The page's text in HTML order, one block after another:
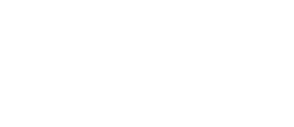
亡的消息。萨姆与她体贴的丈夫布雷迪、关系疏远
，得男主人石桥留宿，却陷入更恐怖的诡异事件，